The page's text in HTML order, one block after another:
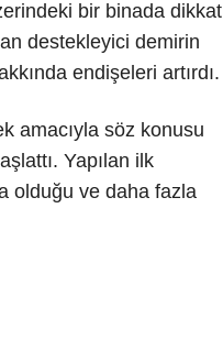
bir binada dikkat
destekleyici demirin
endişeleri artırdı.
amacıyla söz konusu
Yapılan ilk
olduğu ve daha fazla